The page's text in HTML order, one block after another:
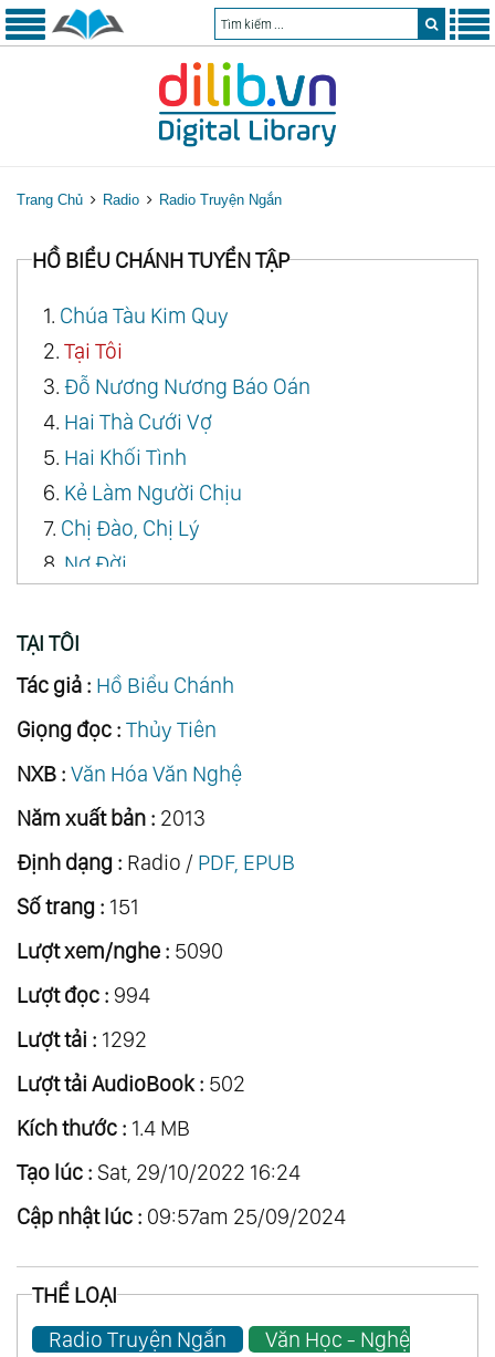
Trang Chủ Radio Radio Truyện Ngắn
HỒ BIỂU CHÁNH TUYỂN TẬP
1. Chúa Tàu Kim Quy
2. Tại Tôi
3. Đỗ Nương Nương Báo Oán
4. Hai Thà Cưới Vợ
5. Hai Khối Tình
6. Kẻ Làm Người Chịu
7. Chị Đào, Chị Lý
8. Nợ Đời
10.Ai Làm Được
11.Ý Và Tình
12.
13. Vợ Già Chồng Trẻ
14.Tỉnh Mộng
15.Đóa Hoa Tàn
16. Lời Thề Trước Miễu
Lòng Dạ Ðàn Bà
18.Mẹ Ghẻ Con Ghẻ
19.Vì Nghĩa Vì Tình
20.Con Nhà Giàu
21.
Con Nhà Nghèo
22.
23.Sống Thác Với Tình
24.Đoạn Tình
25.Ăn Theo Thuở, Ở Theo Thời
26. Tiền Bạc Bạc Tiền
27.
Ông Cử
28.Từ Hôn
29.Thiệt Giả Giả Thiệt
30.Người Thất Chí
TẠI TÔI
Tác giả : Hồ Biểu Chánh
Giọng đọc : Thủy Tiên
NXB : Văn Hóa Văn Nghệ
Năm xuất bản : 2013
Định dạng : Radio / PDF, EPUB
Số trang : 151
Lượt xem/nghe : 5090
Lượt đọc : 994
Lượt tải : 1292
Lượt tải AudioBook : 502
Kích thước : 1.4 MB
Tạo lúc : Sat, 29/10/2022 16:24
Cập nhật lúc : 09:57am 25/09/2024
THỂ LOẠI
Radio Truyện Ngắn
Văn Học - Nghệ